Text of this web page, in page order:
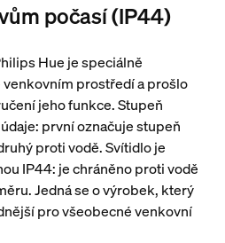
počasí (IP44)
Hue je speciálně
prostředí a prošlo
jeho funkce. Stupeň
první označuje stupeň
proti vodě. Svítidlo je
IP44: je chráněno proti vodě
Jedná se o výrobek, který
pro všeobecné venkovní